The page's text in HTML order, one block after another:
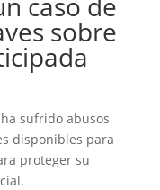
sobre
sufrido abusos
disponibles para
proteger su